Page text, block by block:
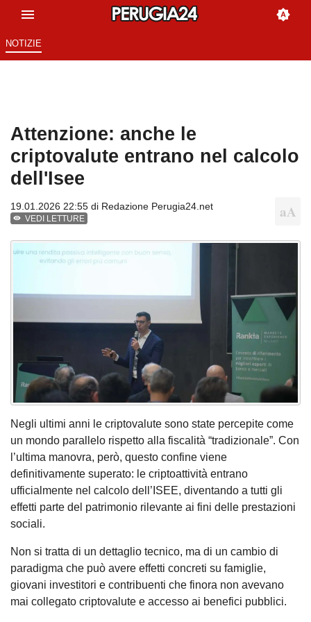
NOTIZIE
Attenzione: anche le
criptovalute entrano nel calcolo
dell'Isee
19.01.2026 22:55 di Redazione Perugia24.net
VEDI LETTURE
Negli ultimi anni le criptovalute sono state percepite come
un mondo parallelo rispetto alla fiscalità “tradizionale”. Con
l’ultima manovra, però, questo confine viene
definitivamente superato: le criptoattività entrano
ufficialmente nel calcolo dell’ISEE, diventando a tutti gli
effetti parte del patrimonio rilevante ai fini delle prestazioni
sociali.
Non si tratta di un dettaglio tecnico, ma di un cambio di
paradigma che può avere effetti concreti su famiglie,
giovani investitori e contribuenti che finora non avevano
mai collegato criptovalute e accesso ai benefici pubblici.